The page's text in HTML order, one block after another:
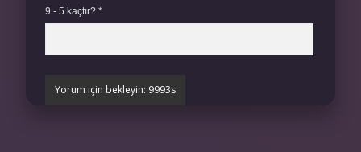
9 - 5 kaçtır? *